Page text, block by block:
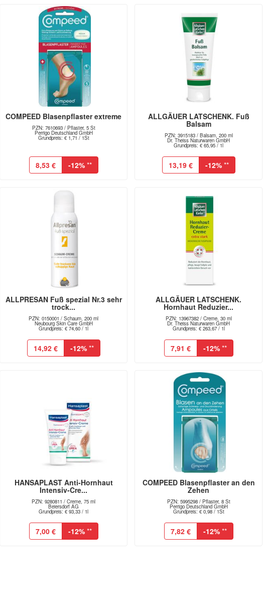
COMPEED Blasenpflaster extreme
PZN: 7610693 / Pflaster, 5 St
Perrigo Deutschland GmbH
Grundpreis: € 1,71 / 1St
8,53 € -12%**
ALLGÄUER LATSCHENK. Fuß
Balsam
PZN: 3915183 / Balsam, 200 ml
Dr. Theiss Naturwaren GmbH
Grundpreis: € 65,95 / 1l
13,19 € -12%**
ALLPRESAN Fuß spezial Nr.3 sehr
trock...
PZN: 0150001 / Schaum, 200 ml
Neubourg Skin Care GmbH
Grundpreis: € 74,60 / 1l
14,92 € -12%**
ALLGÄUER LATSCHENK.
Hornhaut Reduzier...
PZN: 13967382 / Creme, 30 ml
Dr. Theiss Naturwaren GmbH
Grundpreis: € 263,67 / 1l
7,91 € -12%**
HANSAPLAST Anti-Hornhaut
Intensiv-Cre...
PZN: 9280811 / Creme, 75 ml
Beiersdorf AG
Grundpreis: € 93,33 / 1l
7,00 € -12%**
COMPEED Blasenpflaster an den
Zehen
PZN: 5995298 / Pflaster, 8 St
Perrigo Deutschland GmbH
Grundpreis: € 0,98 / 1St
7,82 € -12%**